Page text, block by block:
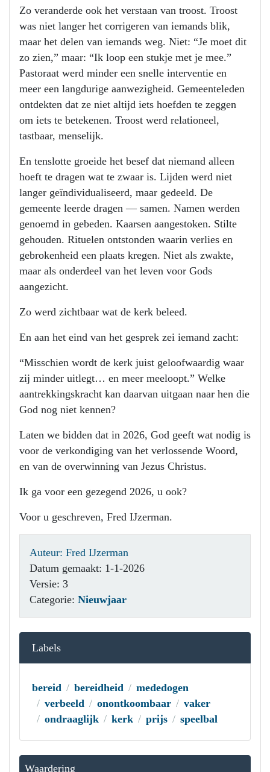
Zo veranderde ook het verstaan van troost. Troost
was niet langer het corrigeren van iemands blik,
maar het delen van iemands weg. Niet: “Je moet dit
zo zien,” maar: “Ik loop een stukje met je mee.”
Pastoraat werd minder een snelle interventie en
meer een langdurige aanwezigheid. Gemeenteleden
ontdekten dat ze niet altijd iets hoefden te zeggen
om iets te betekenen. Troost werd relationeel,
tastbaar, menselijk.
En tenslotte groeide het besef dat niemand alleen
hoeft te dragen wat te zwaar is. Lijden werd niet
langer geïndividualiseerd, maar gedeeld. De
gemeente leerde dragen — samen. Namen werden
genoemd in gebeden. Kaarsen aangestoken. Stilte
gehouden. Rituelen ontstonden waarin verlies en
gebrokenheid een plaats kregen. Niet als zwakte,
maar als onderdeel van het leven voor Gods
aangezicht.
Zo werd zichtbaar wat de kerk beleed.
En aan het eind van het gesprek zei iemand zacht:
“Misschien wordt de kerk juist geloofwaardig waar
zij minder uitlegt… en meer meeloopt.” Welke
aantrekkingskracht kan daarvan uitgaan naar hen die
God nog niet kennen?
Laten we bidden dat in 2026, God geeft wat nodig is
voor de verkondiging van het verlossende Woord,
en van de overwinning van Jezus Christus.
Ik ga voor een gezegend 2026, u ook?
Voor u geschreven, Fred IJzerman.
Auteur: Fred IJzerman
Datum gemaakt: 1-1-2026
Versie: 3
Categorie: Nieuwjaar
Labels
bereid bereidheid
mededogen
verbeeld
onontkoombaar
vaker
ondraaglijk
kerk prijs speelbal
Waardering